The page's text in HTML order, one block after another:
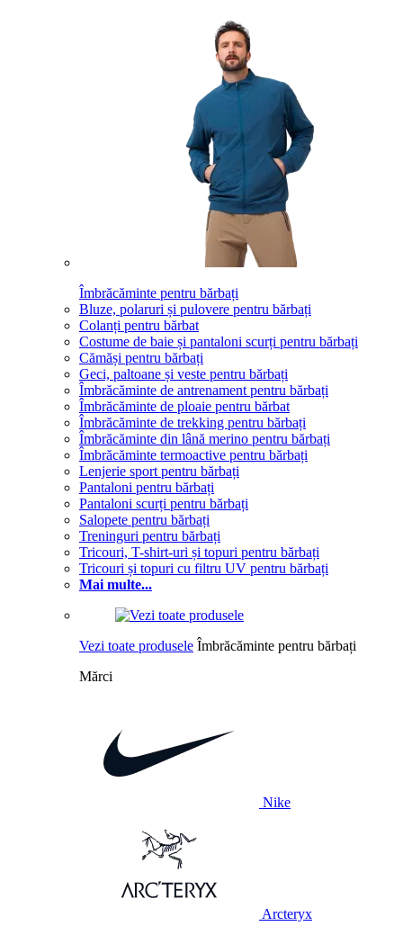
Îmbrăcăminte pentru bărbați
Bluze, polaruri și pulovere pentru bărbați
Colanți pentru bărbat
Costume de baie și pantaloni scurți pentru bărbați
Cămăși pentru bărbați
Geci, paltoane și veste pentru bărbați
Îmbrăcăminte de antrenament pentru bărbați
Îmbrăcăminte de ploaie pentru bărbat
Îmbrăcăminte de trekking pentru bărbați
Îmbrăcăminte din lână merino pentru bărbați
Îmbrăcăminte termoactive pentru bărbați
Lenjerie sport pentru bărbați
Pantaloni pentru bărbați
Pantaloni scurți pentru bărbați
Salopete pentru bărbați
Treninguri pentru bărbați
Tricouri, T-shirt-uri și topuri pentru bărbați
Tricouri și topuri cu filtru UV pentru bărbați
Mai multe...
Vezi toate produsele Îmbrăcăminte pentru bărbați
Mărci
Nike
Arcteryx